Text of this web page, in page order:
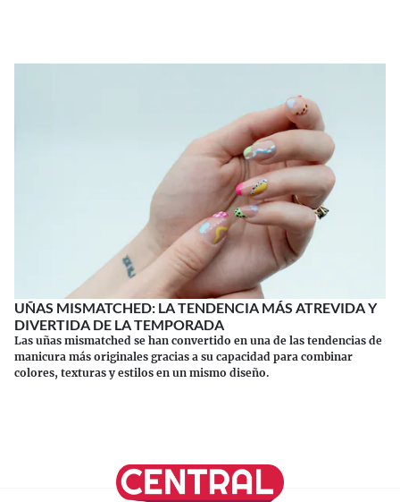
UÑAS MISMATCHED: LA TENDENCIA MÁS ATREVIDA Y
DIVERTIDA DE LA TEMPORADA
Las uñas mismatched se han convertido en una de las tendencias de
manicura más originales gracias a su capacidad para combinar
colores, texturas y estilos en un mismo diseño.